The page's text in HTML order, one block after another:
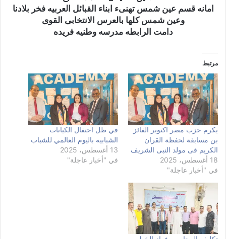
امانه قسم عين شمس تهنىء ابناء القبائل العربيه فخر بلادنا
وعين شمس كلها بالعرس الانتخابى القوى
دامت الرابطه مدرسه وطنيه فريده
مرتبط
يكرم حزب مصر اكتوبر الفائز
بن مسابقة لحفظة القران
الكريم فى مولد النبى الشريف
18 أغسطس، 2025
في "أخبار عاجلة"
في ظل احتفال الكيانات
الشبابيه باليوم العالمي للشباب
13 أغسطس، 2025
في "أخبار عاجلة"